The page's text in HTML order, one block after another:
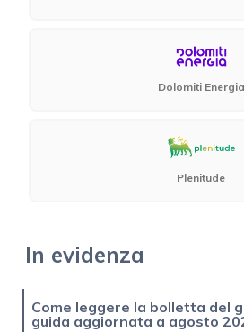
Dolomiti Energia
Plenitude
In evidenza
Come leggere la bolletta del
guida aggiornata a agosto